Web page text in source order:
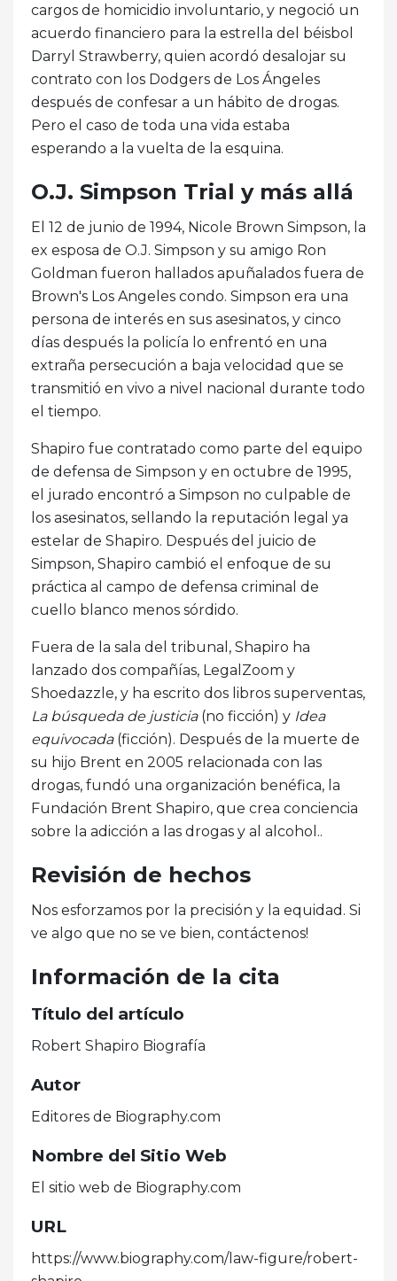
cargos de homicidio involuntario, y negoció un
acuerdo financiero para la estrella del béisbol
Darryl Strawberry, quien acordó desalojar su
contrato con los Dodgers de Los Ángeles
después de confesar a un hábito de drogas.
Pero el caso de toda una vida estaba
esperando a la vuelta de la esquina.
O.J. Simpson Trial y más allá
El 12 de junio de 1994, Nicole Brown Simpson, la
ex esposa de O.J. Simpson y su amigo Ron
Goldman fueron hallados apuñalados fuera de
Brown's Los Angeles condo. Simpson era una
persona de interés en sus asesinatos, y cinco
días después la policía lo enfrentó en una
extraña persecución a baja velocidad que se
transmitió en vivo a nivel nacional durante todo
el tiempo.
Shapiro fue contratado como parte del equipo
de defensa de Simpson y en octubre de 1995,
el jurado encontró a Simpson no culpable de
los asesinatos, sellando la reputación legal ya
estelar de Shapiro. Después del juicio de
Simpson, Shapiro cambió el enfoque de su
práctica al campo de defensa criminal de
cuello blanco menos sórdido.
Fuera de la sala del tribunal, Shapiro ha
lanzado dos compañías, LegalZoom y
Shoedazzle, y ha escrito dos libros superventas,
La búsqueda de justicia(no ficción) y Idea
equivocada(ficción). Después de la muerte de
su hijo Brent en 2005 relacionada con las
drogas, fundó una organización benéfica, la
Fundación Brent Shapiro, que crea conciencia
sobre la adicción a las drogas y al alcohol..
Revisión de hechos
Nos esforzamos por la precisión y la equidad. Si
ve algo que no se ve bien, contáctenos!
Información de la cita
Título del artículo
Robert Shapiro Biografía
Autor
Editores de Biography.com
Nombre del Sitio Web
El sitio web de Biography.com
URL
https://www.biography.com/law-figure/robert-